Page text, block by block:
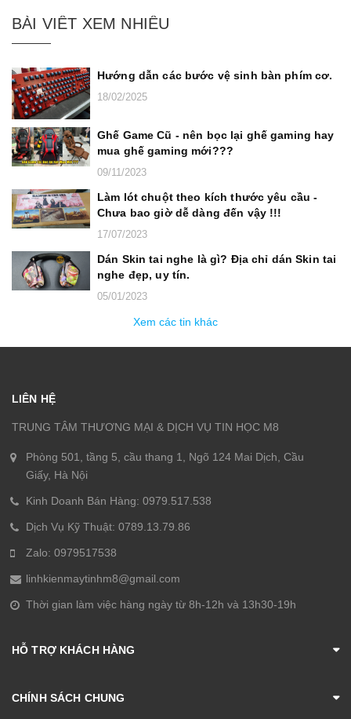
BÀI VIẾT XEM NHIỀU
Hướng dẫn các bước vệ sinh bàn phím cơ.
18/02/2025
Ghế Game Cũ - nên bọc lại ghế gaming hay
mua ghế gaming mới???
09/11/2023
Làm lót chuột theo kích thước yêu cầu -
Chưa bao giờ dễ dàng đến vậy !!!
17/07/2023
Dán Skin tai nghe là gì? Địa chỉ dán Skin tai
nghe đẹp, uy tín.
05/01/2023
Xem các tin khác
LIÊN HỆ
TRUNG TÂM THƯƠNG MẠI & DỊCH VỤ TIN HỌC M8
Phòng 501, tầng 5, cầu thang 1, Ngõ 124 Mai Dịch, Cầu
Giấy, Hà Nội
Kinh Doanh Bán Hàng: 0979.517.538
Dịch Vụ Kỹ Thuật: 0789.13.79.86
Zalo: 0979517538
linhkienmaytinhm8@gmail.com
Thời gian làm việc hàng ngày từ 8h-12h và 13h30-19h
HỖ TRỢ KHÁCH HÀNG
CHÍNH SÁCH CHUNG